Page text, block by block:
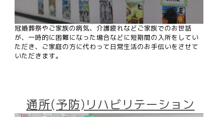
冠婚葬祭やご家族の病気、介護疲れなどご家族でのお世話
が、一時的に困難になった場合などに短期間の入所をしてい
ただき、ご家庭の方に代わって日常生活のお手伝いをさせて
いただきます。
通所(予防)リハビリテーション